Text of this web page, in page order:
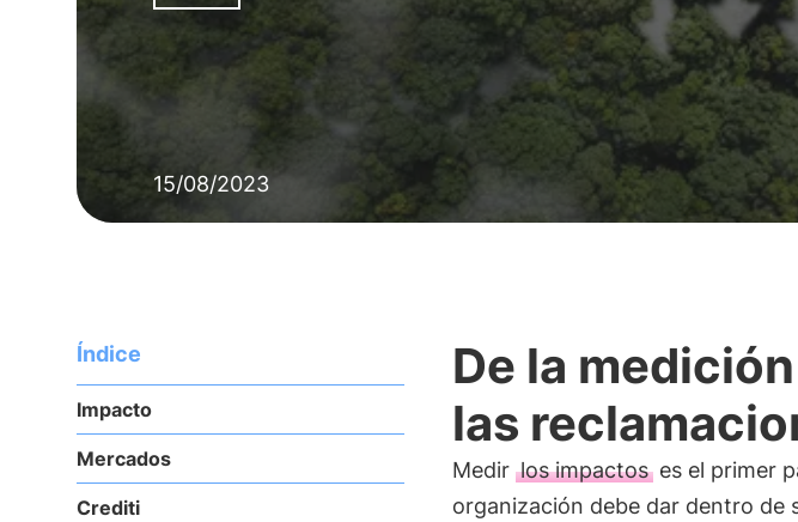
15/08/2023
Índice
Impacto
Mercados
Crediti
De la
las
Medir los impactoses el primer
organización debe dar dentro de